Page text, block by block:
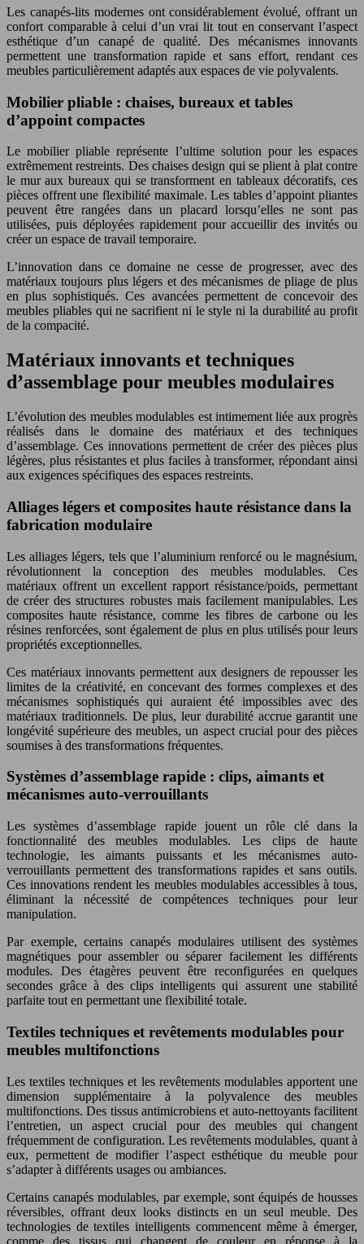
Les canapés-lits modernes ont considérablement évolué, offrant un
confort comparable à celui d’un vrai lit tout en conservant l’aspect
esthétique d’un canapé de qualité. Des mécanismes innovants
permettent une transformation rapide et sans effort, rendant ces
meubles particulièrement adaptés aux espaces de vie polyvalents.
Mobilier pliable : chaises, bureaux et tables
d’appoint compactes
Le mobilier pliable représente l’ultime solution pour les espaces
extrêmement restreints. Des chaises design qui se plient à plat contre
le mur aux bureaux qui se transforment en tableaux décoratifs, ces
pièces offrent une flexibilité maximale. Les tables d’appoint pliantes
peuvent être rangées dans un placard lorsqu’elles ne sont pas
utilisées, puis déployées rapidement pour accueillir des invités ou
créer un espace de travail temporaire.
L’innovation dans ce domaine ne cesse de progresser, avec des
matériaux toujours plus légers et des mécanismes de pliage de plus
en plus sophistiqués. Ces avancées permettent de concevoir des
meubles pliables qui ne sacrifient ni le style ni la durabilité au profit
de la compacité.
Matériaux innovants et techniques
d’assemblage pour meubles modulaires
L’évolution des meubles modulables est intimement liée aux progrès
réalisés dans le domaine des matériaux et des techniques
d’assemblage. Ces innovations permettent de créer des pièces plus
légères, plus résistantes et plus faciles à transformer, répondant ainsi
aux exigences spécifiques des espaces restreints.
Alliages légers et composites haute résistance dans la
fabrication modulaire
Les alliages légers, tels que l’aluminium renforcé ou le magnésium,
révolutionnent la conception des meubles modulables. Ces
matériaux offrent un excellent rapport résistance/poids, permettant
de créer des structures robustes mais facilement manipulables. Les
composites haute résistance, comme les fibres de carbone ou les
résines renforcées, sont également de plus en plus utilisés pour leurs
propriétés exceptionnelles.
Ces matériaux innovants permettent aux designers de repousser les
limites de la créativité, en concevant des formes complexes et des
mécanismes sophistiqués qui auraient été impossibles avec des
matériaux traditionnels. De plus, leur durabilité accrue garantit une
longévité supérieure des meubles, un aspect crucial pour des pièces
soumises à des transformations fréquentes.
Systèmes d’assemblage rapide : clips, aimants et
mécanismes auto-verrouillants
Les systèmes d’assemblage rapide jouent un rôle clé dans la
fonctionnalité des meubles modulables. Les clips de haute
technologie, les aimants puissants et les mécanismes auto-
verrouillants permettent des transformations rapides et sans outils.
Ces innovations rendent les meubles modulables accessibles à tous,
éliminant la nécessité de compétences techniques pour leur
manipulation.
Par exemple, certains canapés modulaires utilisent des systèmes
magnétiques pour assembler ou séparer facilement les différents
modules. Des étagères peuvent être reconfigurées en quelques
secondes grâce à des clips intelligents qui assurent une stabilité
parfaite tout en permettant une flexibilité totale.
Textiles techniques et revêtements modulables pour
meubles multifonctions
Les textiles techniques et les revêtements modulables apportent une
dimension supplémentaire à la polyvalence des meubles
multifonctions. Des tissus antimicrobiens et auto-nettoyants facilitent
l’entretien, un aspect crucial pour des meubles qui changent
fréquemment de configuration. Les revêtements modulables, quant à
eux, permettent de modifier l’aspect esthétique du meuble pour
s’adapter à différents usages ou ambiances.
Certains canapés modulables, par exemple, sont équipés de housses
réversibles, offrant deux looks distincts en un seul meuble. Des
technologies de textiles intelligents commencent même à émerger,
comme des tissus qui changent de couleur en réponse à la